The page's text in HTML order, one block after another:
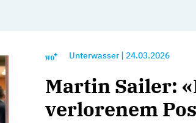
Unterwasser 24.03.2026
Martin Sailer:
verlorenem